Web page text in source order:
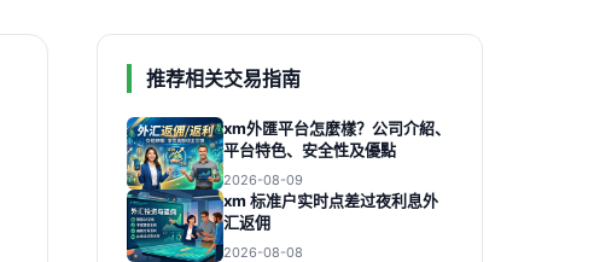
推荐相关交易指南
xm外匯平台怎麼樣？公司介紹、
平台特色、安全性及優點
2026-08-09
xm 标准户实时点差过夜利息外
汇返佣
2026-08-08